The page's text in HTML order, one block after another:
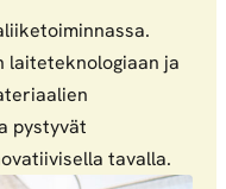
laiteteknologiaan ja
pystyvät
tavalla.